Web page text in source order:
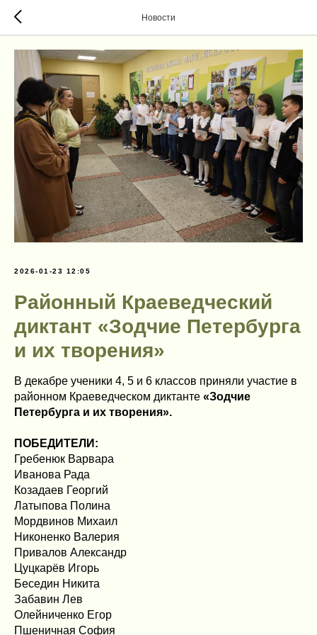
Новости
2026-01-23 12:05
Районный Краеведческий
диктант «Зодчие Петербурга
и их творения»
В декабре ученики 4, 5 и 6 классов приняли участие в
районном Краеведческом диктанте «Зодчие
Петербурга и их творения».
ПОБЕДИТЕЛИ:
Гребенюк Варвара
Иванова Рада
Козадаев Георгий
Латыпова Полина
Мордвинов Михаил
Никоненко Валерия
Привалов Александр
Цуцкарёв Игорь
Беседин Никита
Забавин Лев
Олейниченко Егор
Пшеничная София